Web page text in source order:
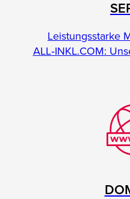
Leistungsstarke
ALL‑INKL.COM: